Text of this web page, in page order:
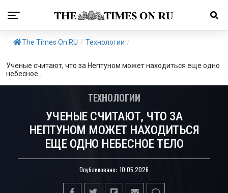
The Times On RU / Технологии /
Ученые считают, что за Нептуном может находиться еще одно
небесное ..
ТЕХНОЛОГИИ
УЧЕНЫЕ СЧИТАЮТ, ЧТО ЗА
НЕПТУНОМ МОЖЕТ НАХОДИТЬСЯ
ЕЩЕ ОДНО НЕБЕСНОЕ ТЕЛО
Опубликовано: 10.05.2026